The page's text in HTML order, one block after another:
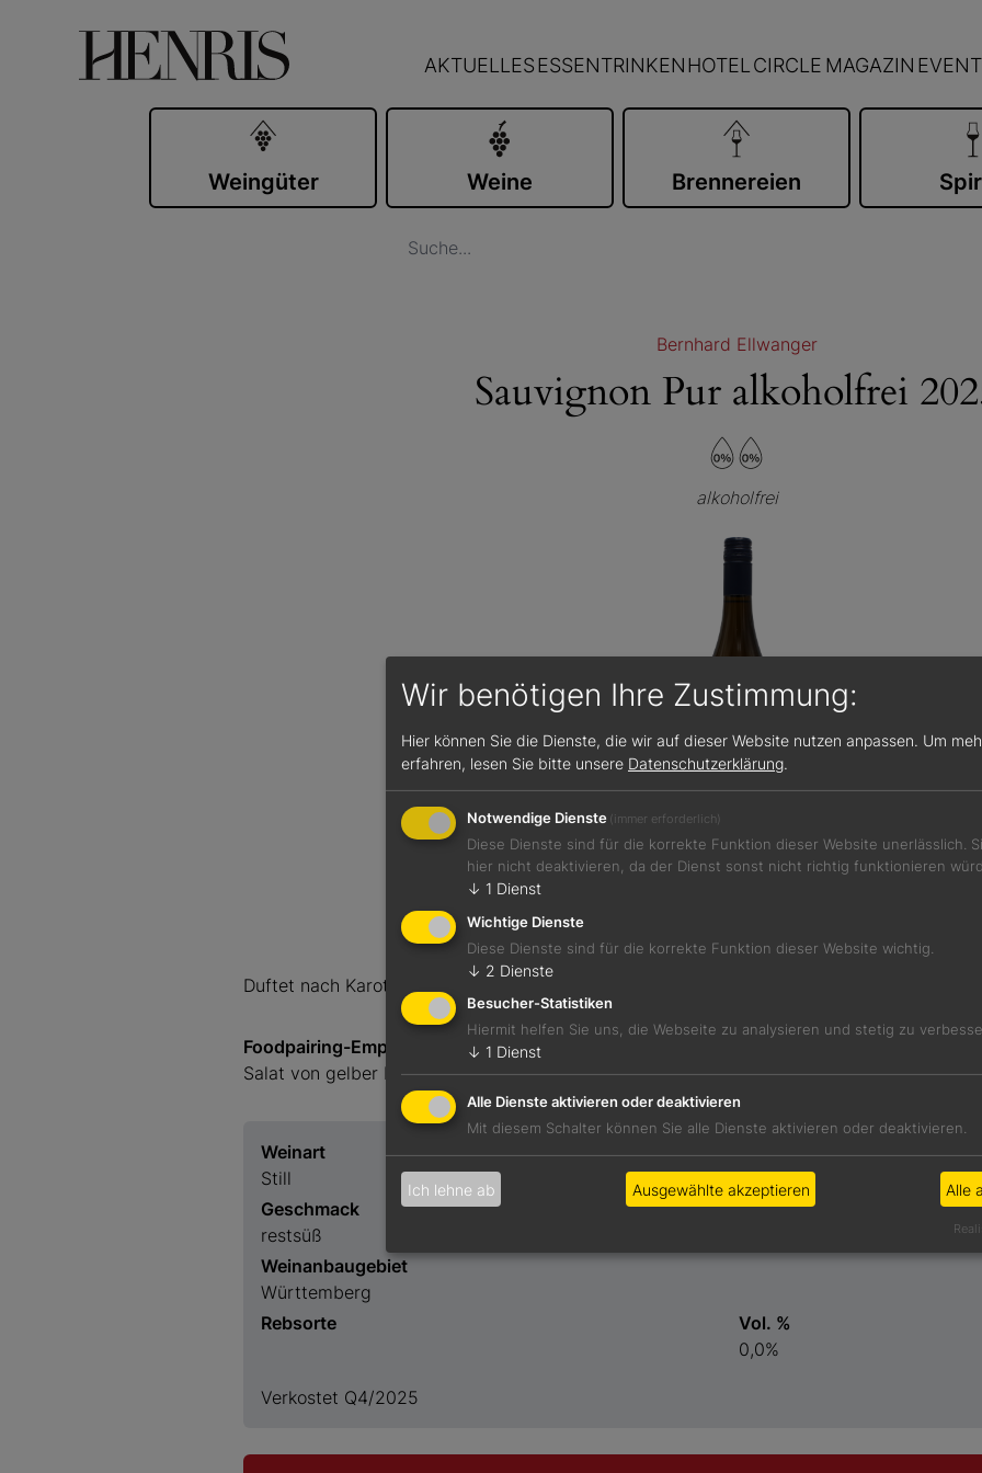
AKTUELLESESSENTRINKENHOTELCIRCLE MAGAZIN
Weingüter Weine Brennereien
Bernhard Ellwanger
Sauvignon Pur alkoholfrei
alkoholfrei
Jetzt teilen
Duftet nach Karotte, Banane und Marzipan. Buttriger Schmelz, sehr süß, animierend.
Foodpairing-Empfehlung
Salat von gelber Bete mit Schafsfrischkäse
Weinart
Still
Preis
9,80 €
Geschmack
restsüß
Weinanbaugebiet
Württemberg
Rebsorte
Vol. %
0,0%
Verkostet Q4/2025
Wir benötigen Ihre Zustimmung:
Hier können Sie die Dienste, die wir auf dieser Website nutzen anpassen. Um
erfahren, lesen Sie bitte unsere Datenschutzerklärung.
Notwendige Dienste (immer erforderlich)
Diese Dienste sind für die korrekte Funktion dieser Website unerlässlich.
hier nicht deaktivieren, da der Dienst sonst nicht richtig funktionieren
↓ 1 Dienst
Wichtige Dienste
Diese Dienste sind für die korrekte Funktion dieser Website wichtig.
↓ 2 Dienste
Besucher-Statistiken
Hiermit helfen Sie uns, die Webseite zu analysieren und stetig zu
↓ 1 Dienst
Alle Dienste aktivieren oder deaktivieren
Mit diesem Schalter können Sie alle Dienste aktivieren oder deaktivieren.
Ich lehne ab Ausgewählte akzeptieren Alle